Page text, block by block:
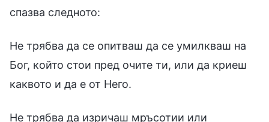
спазва следното:
Не трябва да се опитваш да се умилкваш на
Бог, който стои пред очите ти, или да криеш
каквото и да е от Него.
Не трябва да изричаш мръсотии или